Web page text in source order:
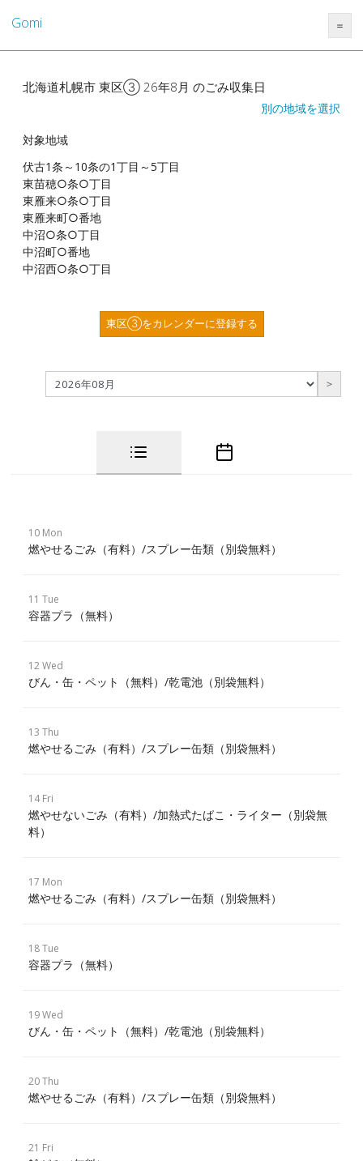
Gomi ＝
北海道札幌市 東区③ 26年8月 のごみ収集日
別の地域を選択
対象地域
伏古1条～10条の1丁目～5丁目
東苗穂○条○丁目
東雁来○条○丁目
東雁来町○番地
中沼○条○丁目
中沼町○番地
中沼西○条○丁目
東区③をカレンダーに登録する
＞
10 Mon
燃やせるごみ（有料）/スプレー缶類（別袋無料）
11 Tue
容器プラ（無料）
12 Wed
びん・缶・ペット（無料）/乾電池（別袋無料）
13 Thu
燃やせるごみ（有料）/スプレー缶類（別袋無料）
14 Fri
燃やせないごみ（有料）/加熱式たばこ・ライター（別袋無
料）
17 Mon
燃やせるごみ（有料）/スプレー缶類（別袋無料）
18 Tue
容器プラ（無料）
19 Wed
びん・缶・ペット（無料）/乾電池（別袋無料）
20 Thu
燃やせるごみ（有料）/スプレー缶類（別袋無料）
21 Fri